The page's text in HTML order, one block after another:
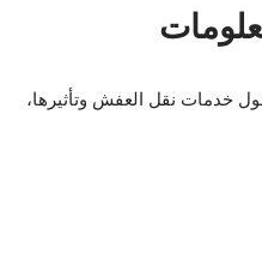
خدمات نقل العفش وتأثيرها،